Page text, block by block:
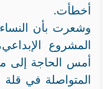
أخطأت.
وشعرت بأن
المشروع
أمس الحاجة إلى
المتواصلة في قلة